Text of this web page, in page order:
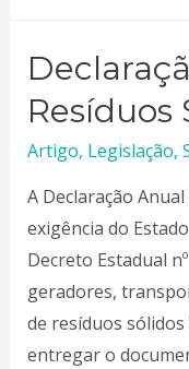
de
Movimentação
Resíduos
de
Interesse
Ambiental
Resíduos
Artigo, Legislação,
A Declaração
exigência do
Decreto Estadual
geradores,
de resíduos
entregar o